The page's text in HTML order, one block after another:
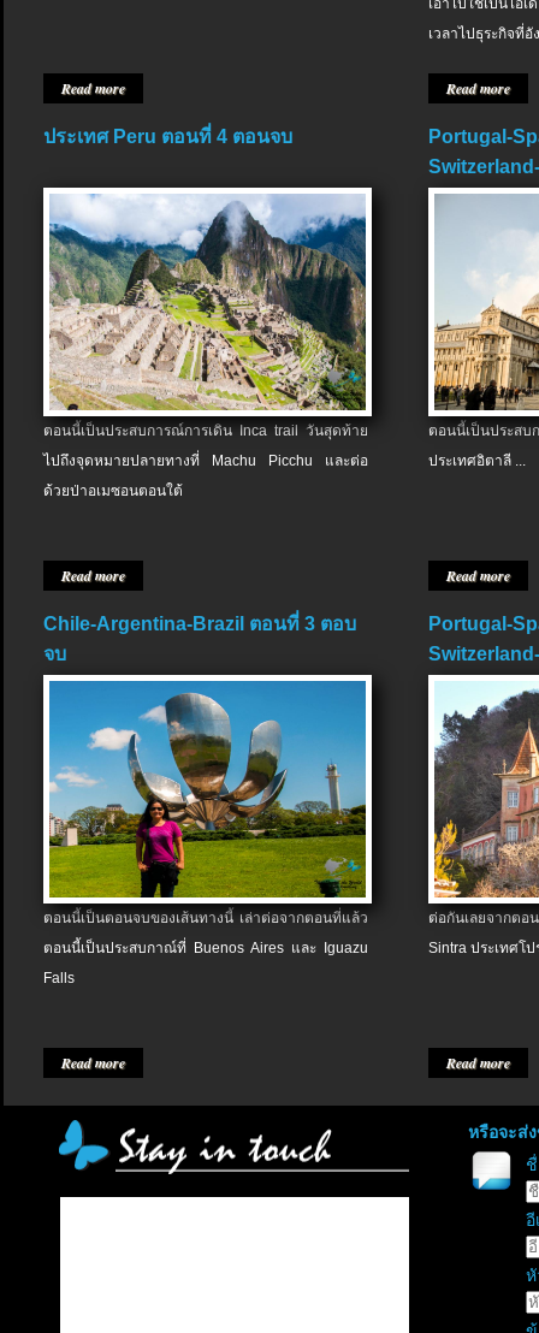
Read more
เอาไปใช้เป็นไอ
เวลาไปธุระกิจที่อั
Read more
ประเทศ Peru ตอนที่ 4 ตอนจบ
ตอนนี้เป็นประสบการณ์การเดิน Inca trail วันสุดท้าย
ไปถึงจุดหมายปลายทางที่ Machu Picchu และต่อ
ด้วยป่าอเมซอนตอนใต้
Read more
Portugal-
ตอนนี้เป็นประส
ประเทศอิตาลี ...
Read more
Chile-Argentina-Brazil ตอนที่ 3 ตอบ
จบ
ตอนนี้เป็นตอนจบของเส้นทางนี้ เล่าต่อจากตอนที่แล้ว
ตอนนี้เป็นประสบกาณ์ที่ Buenos Aires และ Iguazu
Falls
Read more
Portugal-
ต่อกันเลยจากต
Sintra ประเทศโป
Read more
หรือจะส่
อี
หั